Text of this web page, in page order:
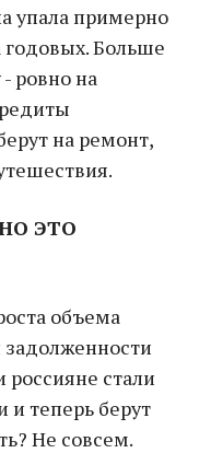
упала примерно
годовых. Больше
ровно на
на ремонт,
ЭТО
объема
стали
теперь берут
Не совсем.